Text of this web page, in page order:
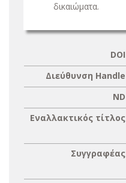
δικαιώματα.
DOI
Διεύθυνση Handle
ND
Εναλλακτικός τίτλος
Συγγραφέας